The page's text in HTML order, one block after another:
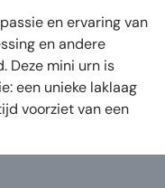
en ervaring van
en andere
Deze mini urn is
een unieke laklaag
voorziet van een